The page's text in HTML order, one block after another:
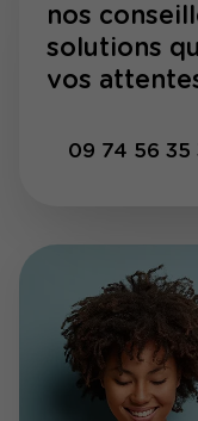
nos
solutions
vos
09 74 56 35